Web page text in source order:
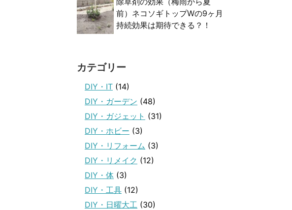
前）ネコソギトップWの9ヶ月
持続効果は期待できる？！
カテゴリー
DIY・IT (14)
DIY・ガーデン (48)
DIY・ガジェット (31)
DIY・ホビー (3)
DIY・リフォーム (3)
DIY・リメイク (12)
DIY・体 (3)
DIY・工具 (12)
DIY・日曜大工 (30)